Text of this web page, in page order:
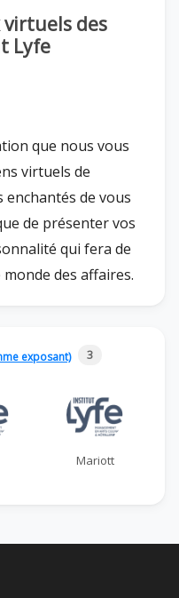
virtuels des
Lyfe
que nous vous
virtuels de
de vous
de présenter vos
qui fera de
des affaires.
exposant) 3
Mariott